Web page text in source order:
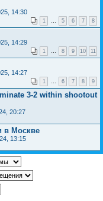
14:30
1 … 5 6 7 8
14:29
1 … 8 9 10 11
14:27
1 … 6 7 8 9
3-2 within shootout
20:27
в Москве
13:15